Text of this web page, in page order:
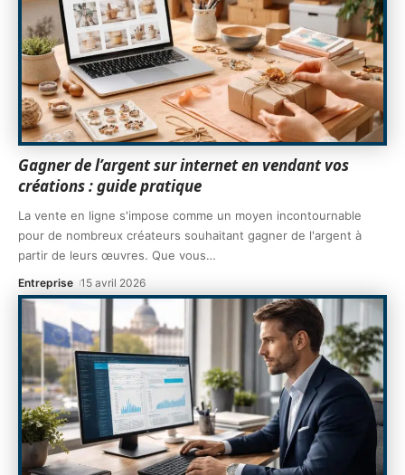
Gagner de l’argent sur internet en vendant vos
créations : guide pratique
La vente en ligne s'impose comme un moyen incontournable
pour de nombreux créateurs souhaitant gagner de l'argent à
partir de leurs œuvres. Que vous…
Entreprise 15 avril 2026